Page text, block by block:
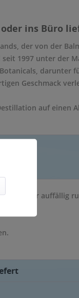
ins Büro
der von der
1997 unter der
darunter
Geschmack
auf einen
durch ihr auffällig